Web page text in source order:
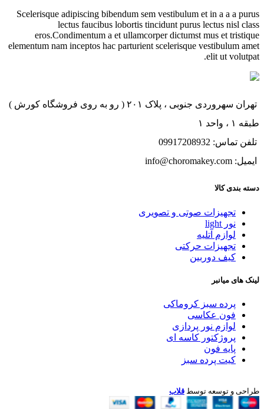
Scelerisque adipiscing bibendum sem vestibulum et in a a a purus
lectus faucibus lobortis tincidunt purus lectus nisl class
eros.Condimentum a et ullamcorper dictumst mus et tristique
elementum nam inceptos hac parturient scelerisque vestibulum amet
elit ut volutpat.
تهران سهروردی جنوبی ، پلاک ۲۰۱ ( رو به روی فروشگاه کورش )
طبقه ۱ ، واحد ۱
تلفن تماس: 09917208932
ایمیل: info@choromakey.com
دسته بندی کالا
تجهیزات صوتی و تصویری
نور light
لوازم آتلیه
تجهیزات حرکتی
کیف دوربین
لینک های میانبر
پرده سبز کروماکی
فون عکاسی
لوازم نور پردازی
پروژکتور کاسه ای
پایه فون
کیت پرده سبز
طراحی و توسعه توسط قلاب